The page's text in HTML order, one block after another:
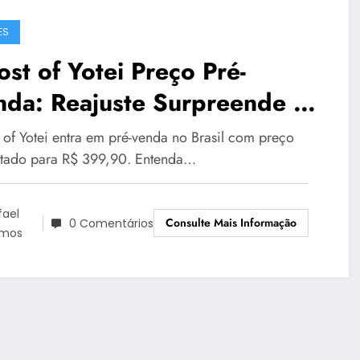
of Yotei Preço Pré-
Reajuste Surpreende no
Yotei entra em pré-venda no Brasil com preço
para R$ 399,90. Entenda…
0 Comentários Consulte Mais Informação